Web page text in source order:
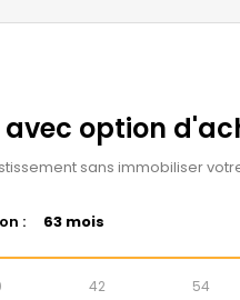
avec option
sans immobiliser
: 63 mois
42 54